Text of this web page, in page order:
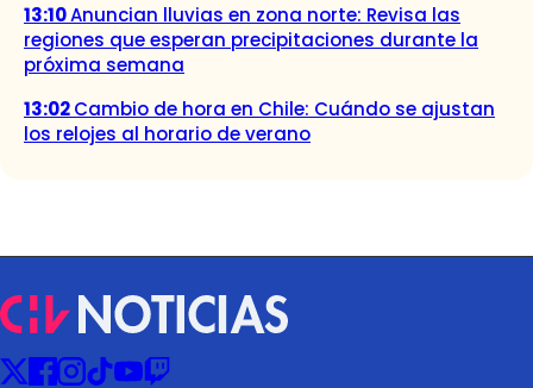
13:10Anuncian lluvias en zona norte: Revisa las
regiones que esperan precipitaciones durante la
próxima semana
13:02Cambio de hora en Chile: Cuándo se ajustan
los relojes al horario de verano